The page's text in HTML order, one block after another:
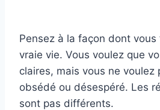
Pensez à la façon dont
vraie vie. Vous voulez que
claires, mais vous ne voulez
obsédé ou désespéré. Les
sont pas différents.